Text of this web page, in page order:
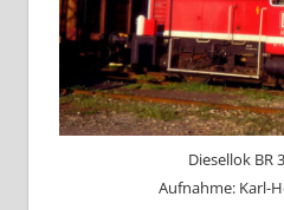
Diesellok BR
Aufnahme: Karl-